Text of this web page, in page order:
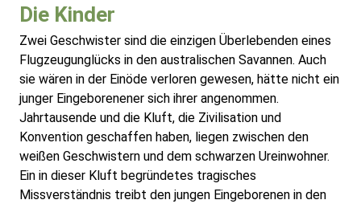
Die Kinder
Zwei Geschwister sind die einzigen Überlebenden eines
Flugzeugunglücks in den australischen Savannen. Auch
sie wären in der Einöde verloren gewesen, hätte nicht ein
junger Eingeborenener sich ihrer angenommen.
Jahrtausende und die Kluft, die Zivilisation und
Konvention geschaffen haben, liegen zwischen den
weißen Geschwistern und dem schwarzen Ureinwohner.
Ein in dieser Kluft begründetes tragisches
Missverständnis treibt den jungen Eingeborenen in den